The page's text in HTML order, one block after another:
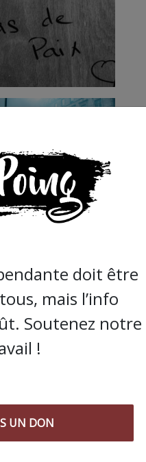
doit être
mais l’info
Soutenez notre
!
UN DON